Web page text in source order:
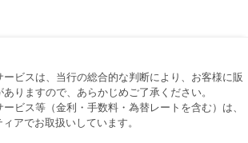
ービスは、当行の総合的な判断により、お客様に販
りますので、あらかじめご了承ください。
ビス等（金利・手数料・為替レートを含む）は、
アでお取扱いしています。